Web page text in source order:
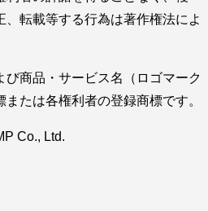
転載等する行為は著作権法によ
商品・サービス名（ロゴマーク
たは各権利者の登録商標です。
Co., Ltd.